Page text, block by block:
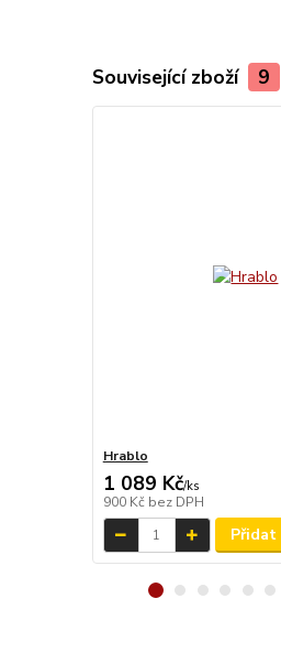
Související zboží 9
Hrablo
1 089 Kč/ks
900 Kč bez DPH
Přidat